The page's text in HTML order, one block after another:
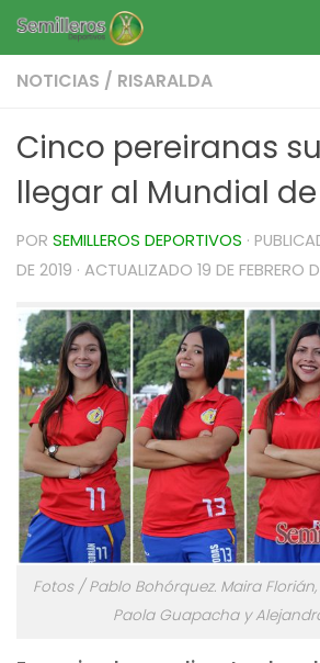
Saltar al contenido
NOTICIAS / RISARALDA
Cinco pereiranas
llegar al Mundial
POR SEMILLEROS DEPORTIVOS ·
DE 2019 · ACTUALIZADO 19 DE FEBRERO
Fotos / Pablo Bohórquez. Maira
Paola Guapacha y